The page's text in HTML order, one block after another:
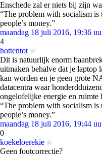
Enschede zal er niets bij zijn
“The problem with socialism
people’s money.”
maandag 18 juli 2016, 19:36
4
hottentot
Dit is natuurlijk enorm
uitmaken behalve dat je laptop
kan worden en je geen grote
datacentra waar
ongelofelijke energie en ruimte
“The problem with socialism
people’s money.”
maandag 18 juli 2016, 19:44
0
koekeloerekie
Geen foutcorrectie?